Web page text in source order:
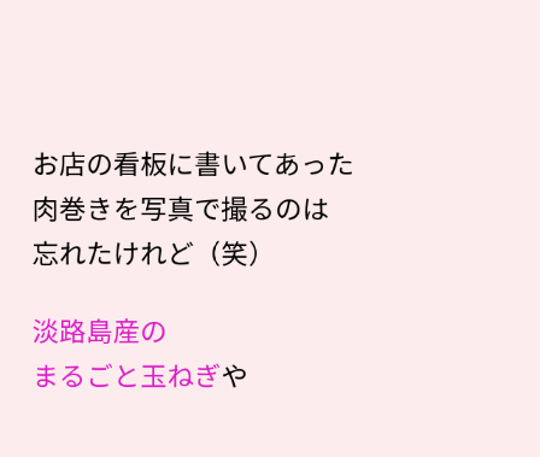
お店の看板に書いてあった
肉巻きを写真で撮るのは
忘れたけれど（笑）
淡路島産の
まるごと玉ねぎや